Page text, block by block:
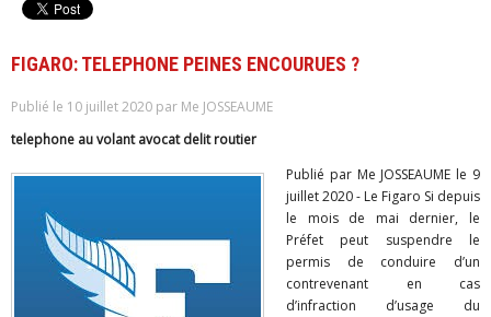
FIGARO: TELEPHONE PEINES ENCOURUES ?
Publié le 10 juillet 2020 par Me JOSSEAUME
telephone au volant avocat delit routier
Publié par Me JOSSEAUME le 9
juillet 2020 - Le Figaro Si depuis
le mois de mai dernier, le
Préfet peut suspendre le
permis de conduire d’un
contrevenant en cas
d’infraction d’usage du